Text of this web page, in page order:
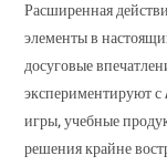
Расширенная
элементы в
досуговые
экспериментируют
игры, учебные
решения крайне